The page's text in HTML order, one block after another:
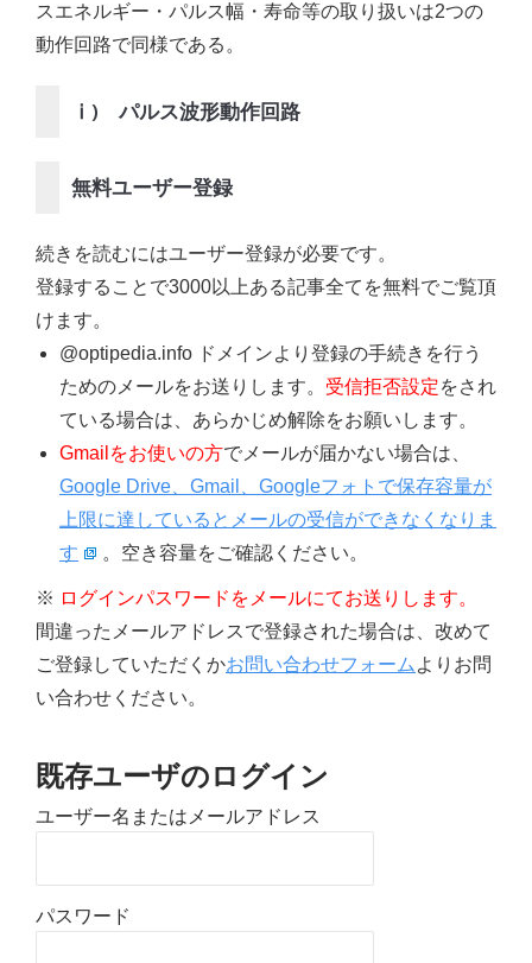
スエネルギー・パルス幅・寿命等の取り扱いは2つの
動作回路で同様である。
ⅰ) パルス波形動作回路
無料ユーザー登録
続きを読むにはユーザー登録が必要です。
登録することで3000以上ある記事全てを無料でご覧頂
けます。
@optipedia.info ドメインより登録の手続きを行う
ためのメールをお送りします。 受信拒否設定をされ
ている場合は、あらかじめ解除をお願いします。
Gmailをお使いの方でメールが届かない場合は、
Google Drive、Gmail、Googleフォトで保存容量が
上限に達しているとメールの受信ができなくなりま
す
。空き容量をご確認ください。
※ ログインパスワードをメールにてお送りします。
間違ったメールアドレスで登録された場合は、改めて
ご登録していただくかお問い合わせフォーム よりお問
い合わせください。
既存ユーザのログイン
ユーザー名またはメールアドレス
パスワード